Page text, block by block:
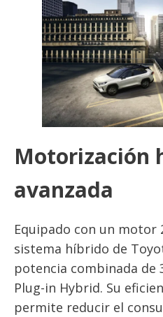
Motorización
avanzada
Equipado con un motor
sistema híbrido de
potencia combinada de
Plug-in Hybrid. Su
permite reducir el